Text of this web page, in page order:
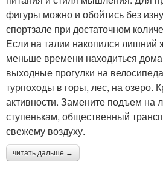
Упражнение для колен
Жир на животе
фигуры можно и обойтись без
спортзале при достаточном
Если на талии накопился лишний
меньше времени находиться
выходные прогулки на
турпоходы в горы, лес, на озеро.
активности. Замените подъем на
ступенькам, общественный
свежему воздуху.
читать дальше →